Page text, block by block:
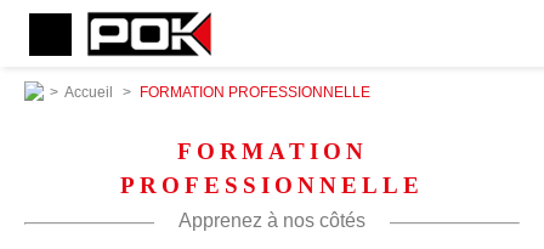
> Accueil > FORMATION PROFESSIONNELLE
FORMATION
PROFESSIONNELLE
Apprenez à nos côtés